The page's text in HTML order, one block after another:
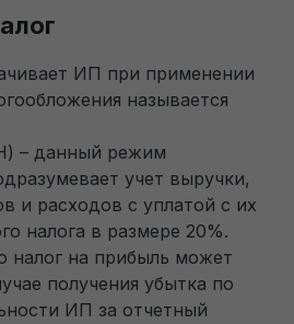
ИП при применении
называется
– данный режим
учет выручки,
и расходов с уплатой с их
налога в размере 20%.
налог на прибыль может
получения убытка по
ИП за отчетный